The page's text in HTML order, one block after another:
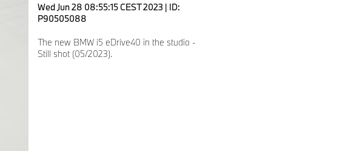
Wed Jun 28 08:55:15 CEST 2023 | ID:
P90505088
The new BMW i5 eDrive40 in the studio -
Still shot (05/2023).